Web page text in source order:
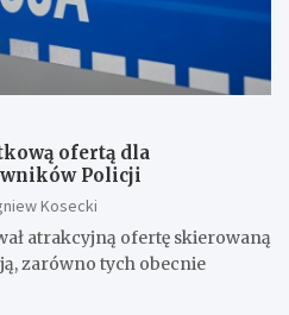
ofertą dla
Policji
Kosecki
atrakcyjną ofertę skierowaną
zarówno tych obecnie